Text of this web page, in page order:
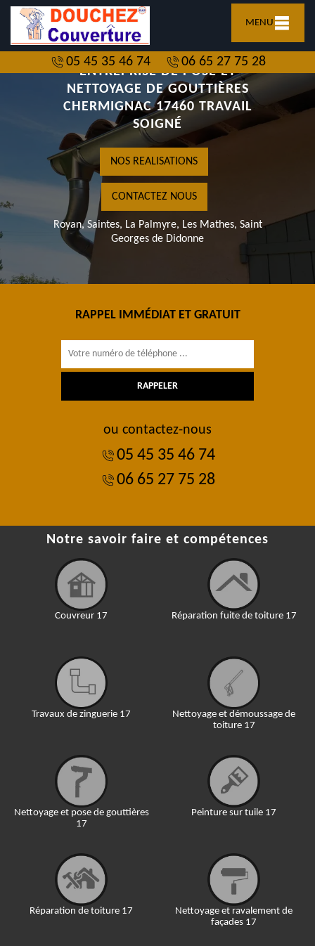
MENU
05 45 35 46 74 06 65 27 75 28
ENTREPRISE DE POSE ET
NETTOYAGE DE GOUTTIÈRES
CHERMIGNAC 17460 TRAVAIL
SOIGNÉ
NOS REALISATIONS
CONTACTEZ NOUS
Royan, Saintes, La Palmyre, Les Mathes, Saint
Georges de Didonne
RAPPEL IMMÉDIAT ET GRATUIT
ou contactez-nous
05 45 35 46 74
06 65 27 75 28
Notre savoir faire et compétences
Couvreur 17
Travaux de zinguerie 17
Nettoyage et pose de gouttières
17
Réparation de toiture 17
Réparation fuite de toiture 17
Nettoyage et démoussage de
toiture 17
Peinture sur tuile 17
Nettoyage et ravalement de
façades 17